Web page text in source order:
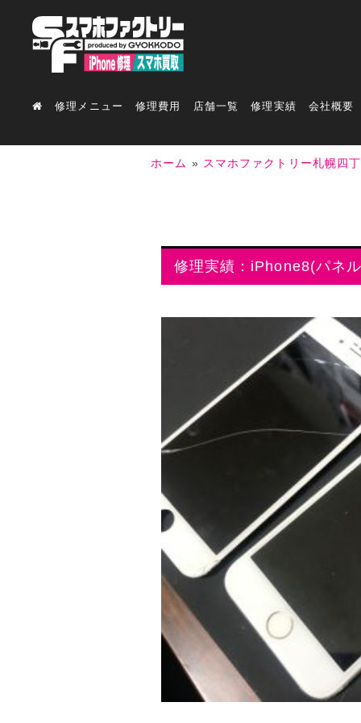
修理メニュー 修理費用 店舗一覧 修理実績 会社概要
ホーム » スマホファクトリー札幌四
修理実績：iPhone8(パネ